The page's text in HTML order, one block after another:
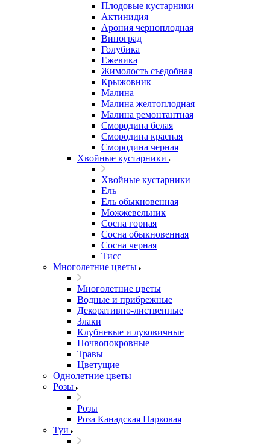
Плодовые кустарники
Актинидия
Арония черноплодная
Виноград
Голубика
Ежевика
Жимолость съедобная
Крыжовник
Малина
Малина желтоплодная
Малина ремонтантная
Смородина белая
Смородина красная
Смородина черная
Хвойные кустарники
Хвойные кустарники
Ель
Ель обыкновенная
Можжевельник
Сосна горная
Сосна обыкновенная
Сосна черная
Тисс
Многолетние цветы
Многолетние цветы
Водные и прибрежные
Декоративно-лиственные
Злаки
Клубневые и луковичные
Почвопокровные
Травы
Цветущие
Однолетние цветы
Розы
Розы
Роза Канадская Парковая
Туи